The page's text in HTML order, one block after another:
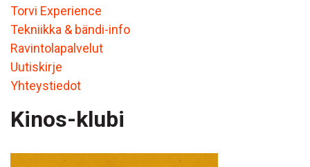
Torvi Experience
Tekniikka & bändi-info
Ravintolapalvelut
Uutiskirje
Yhteystiedot
Kinos-klubi